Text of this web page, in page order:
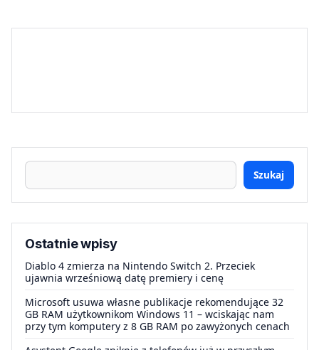
Szukaj
Ostatnie wpisy
Diablo 4 zmierza na Nintendo Switch 2. Przeciek
ujawnia wrześniową datę premiery i cenę
Microsoft usuwa własne publikacje rekomendujące 32
GB RAM użytkownikom Windows 11 – wciskając nam
przy tym komputery z 8 GB RAM po zawyżonych cenach